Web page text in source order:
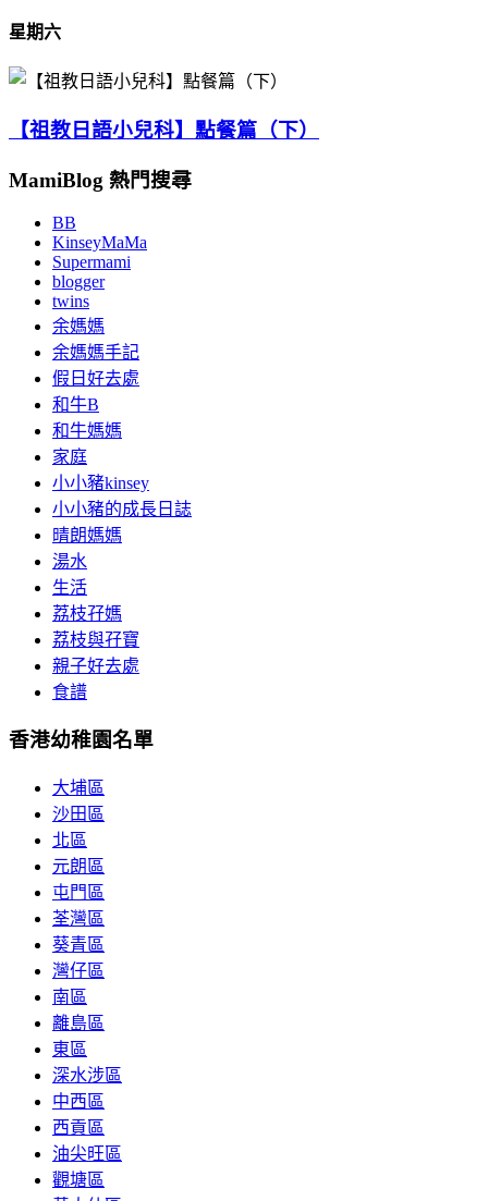
星期六
【祖教日語小兒科】點餐篇（下）
MamiBlog 熱門搜尋
BB
KinseyMaMa
Supermami
blogger
twins
余媽媽
余媽媽手記
假日好去處
和牛B
和牛媽媽
家庭
小小豬kinsey
小小豬的成長日誌
晴朗媽媽
湯水
生活
荔枝孖媽
荔枝與孖寶
親子好去處
食譜
香港幼稚園名單
大埔區
沙田區
北區
元朗區
屯門區
荃灣區
葵青區
灣仔區
南區
離島區
東區
深水涉區
中西區
西貢區
油尖旺區
觀塘區